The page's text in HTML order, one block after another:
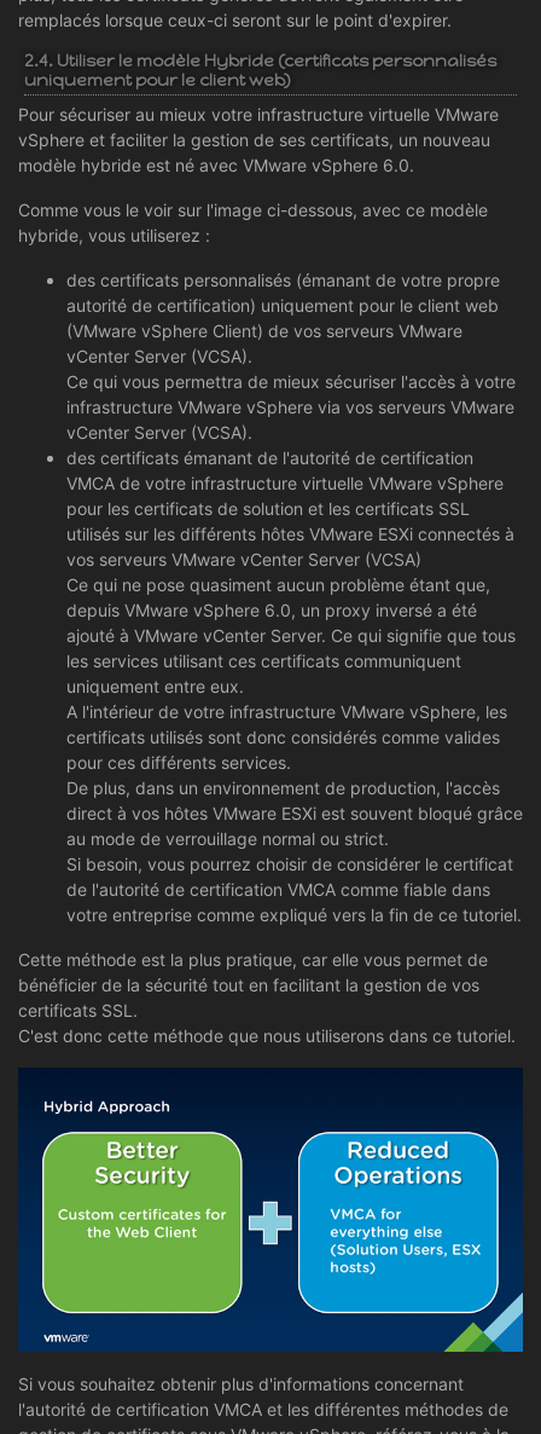
remplacés lorsque ceux-ci seront sur le point d'expirer.
2.4. Utiliser le modèle Hybride (certificats personnalisés
uniquement pour le client web)
Pour sécuriser au mieux votre infrastructure virtuelle VMware
vSphere et faciliter la gestion de ses certificats, un nouveau
modèle hybride est né avec VMware vSphere 6.0.
Comme vous le voir sur l'image ci-dessous, avec ce modèle
hybride, vous utiliserez :
des certificats personnalisés (émanant de votre propre
autorité de certification) uniquement pour le client web
(VMware vSphere Client) de vos serveurs VMware
vCenter Server (VCSA).
Ce qui vous permettra de mieux sécuriser l'accès à votre
infrastructure VMware vSphere via vos serveurs VMware
vCenter Server (VCSA).
des certificats émanant de l'autorité de certification
VMCA de votre infrastructure virtuelle VMware vSphere
pour les certificats de solution et les certificats SSL
utilisés sur les différents hôtes VMware ESXi connectés à
vos serveurs VMware vCenter Server (VCSA)
Ce qui ne pose quasiment aucun problème étant que,
depuis VMware vSphere 6.0, un proxy inversé a été
ajouté à VMware vCenter Server. Ce qui signifie que tous
les services utilisant ces certificats communiquent
uniquement entre eux.
A l'intérieur de votre infrastructure VMware vSphere, les
certificats utilisés sont donc considérés comme valides
pour ces différents services.
De plus, dans un environnement de production, l'accès
direct à vos hôtes VMware ESXi est souvent bloqué grâce
au mode de verrouillage normal ou strict.
Si besoin, vous pourrez choisir de considérer le certificat
de l'autorité de certification VMCA comme fiable dans
votre entreprise comme expliqué vers la fin de ce tutoriel.
Cette méthode est la plus pratique, car elle vous permet de
bénéficier de la sécurité tout en facilitant la gestion de vos
certificats SSL.
C'est donc cette méthode que nous utiliserons dans ce tutoriel.
Si vous souhaitez obtenir plus d'informations concernant
l'autorité de certification VMCA et les différentes méthodes de